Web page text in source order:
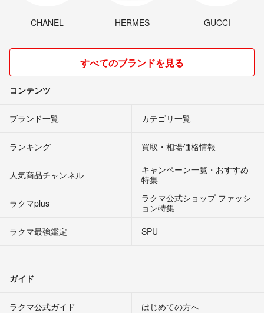
CHANEL HERMES GUCCI
すべてのブランドを見る
コンテンツ
ブランド一覧 カテゴリ一覧
ランキング 買取・相場価格情報
人気商品チャンネル
キャンペーン一覧・おすすめ
特集
ラクマplus
ラクマ公式ショップ ファッシ
ョン特集
ラクマ最強鑑定
SPU
ガイド
ラクマ公式ガイド はじめての方へ